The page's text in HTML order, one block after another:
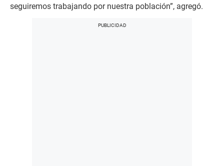
seguiremos trabajando por nuestra población”, agregó.